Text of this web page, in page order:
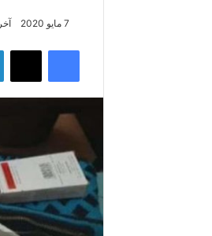
7 مايو 2020 آخر
فيسبوك